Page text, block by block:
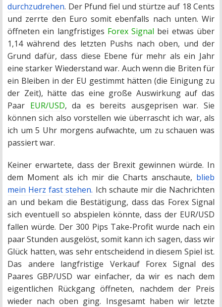
durchzudrehen. Der Pfund fiel und stürtze auf 18 Cents
und zerrte den Euro somit ebenfalls nach unten. Wir
öffneten ein langfristiges Forex Signal bei etwas über
1,14 während des letzten Pushs nach oben, und der
Grund dafür, dass diese Ebene für mehr als ein Jahr
eine starker Wiederstand war. Auch wenn die Briten für
ein Bleiben in der EU gestimmt hätten (die Einigung zu
der Zeit), hätte das eine große Auswirkung auf das
Paar EUR/USD, da es bereits ausgeprisen war. Sie
können sich also vorstellen wie überrascht ich war, als
ich um 5 Uhr morgens aufwachte, um zu schauen was
passiert war.
Keiner erwartete, dass der Brexit gewinnen würde. In
dem Moment als ich mir die Charts anschaute, blieb
mein Herz fast stehen. Ich schaute mir die Nachrichten
an und bekam die Bestätigung, dass das Forex Signal
sich eventuell so abspielen könnte, dass der EUR/USD
fallen würde. Der 300 Pips Take-Profit wurde nach ein
paar Stunden ausgelöst, somit kann ich sagen, dass wir
Glück hatten, was sehr entscheidend in diesem Spiel ist.
Das andere langfristige Verkauf Forex Signal des
Paares GBP/USD war einfacher, da wir es nach dem
eigentlichen Rückgang öffneten, nachdem der Preis
wieder nach oben ging. Insgesamt haben wir letzte